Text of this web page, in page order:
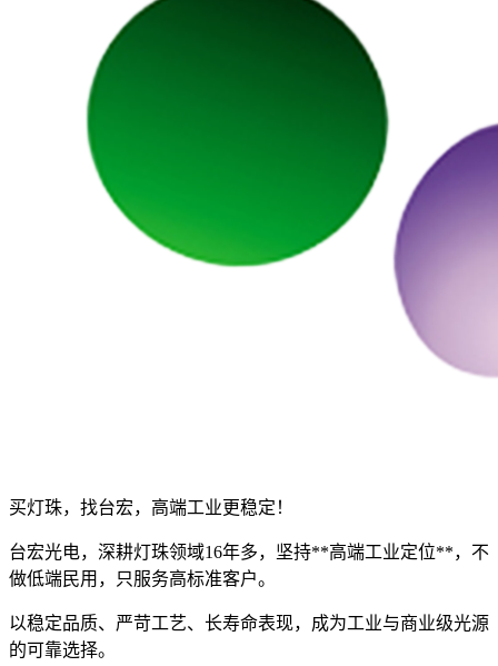
买灯珠，找台宏，高端工业更稳定！
台宏光电，深耕灯珠领域16年多，坚持**高端工业定位**，不
做低端民用，只服务高标准客户。
以稳定品质、严苛工艺、长寿命表现，成为工业与商业级光源
的可靠选择。